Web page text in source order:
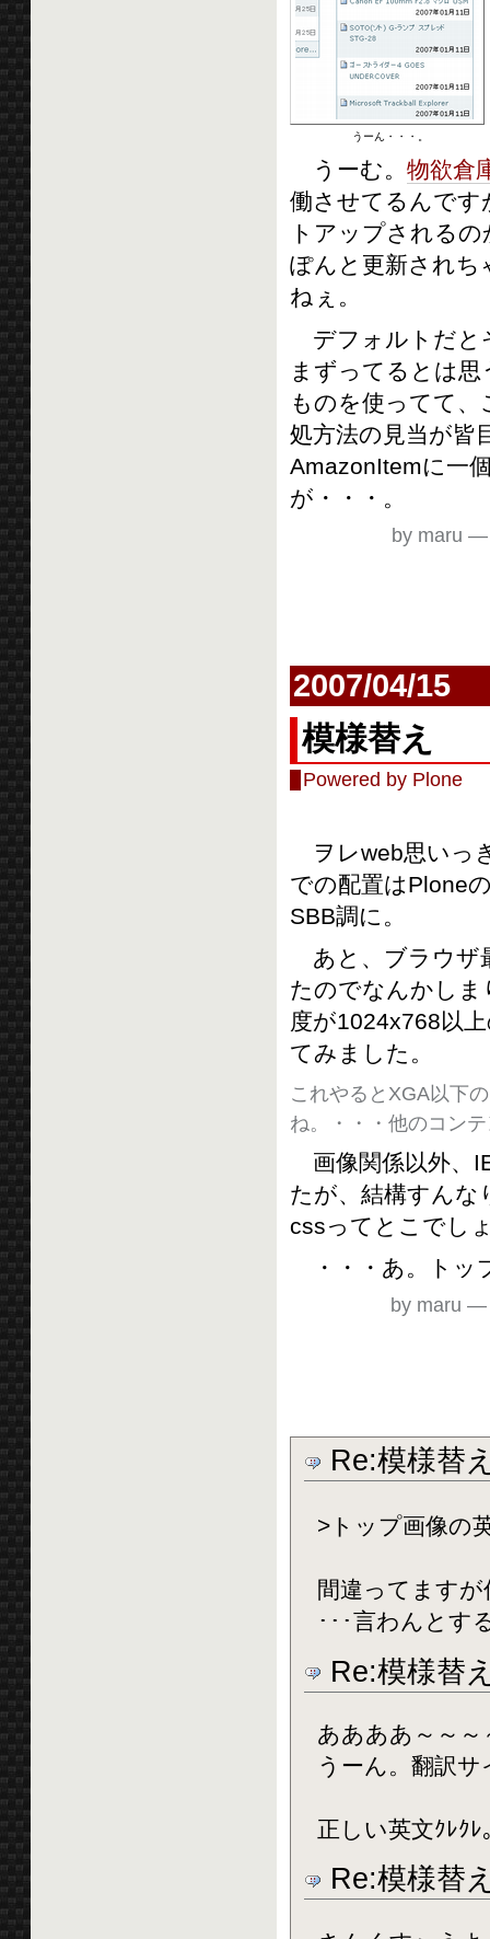
うーん・・・。
うーむ。物欲倉
働させてるんです
トアップされる
ぽんと更新されち
ねぇ。
デフォルトだと
まずってるとは
ものを使ってて
処方法の見当が皆
AmazonItemに一
が・・・。
by maru
2007/04/15
模様替え
Powered by Plone
ヲレweb思いっ
での配置はPlone
SBB調に。
あと、ブラウザ
たのでなんかしま
度が1024x768以
てみました。
これやるとXGA以下
ね。・・・他のコン
画像関係以外、
たが、結構すんな
cssってとこでし
・・・あ。トッ
by maru
Re:模様替
>トップ画像の
間違ってますが
･･･言わんとす
Re:模様替
ああああ～～
うーん。翻訳
正しい英文ｸﾚｸ
Re:模様替